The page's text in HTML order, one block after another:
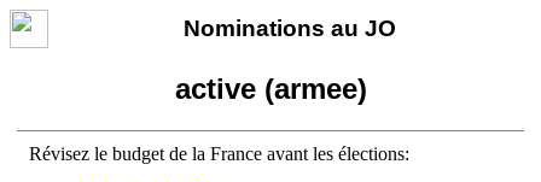
Nominations au JO
active (armee)
Révisez le budget de la France avant les élections: